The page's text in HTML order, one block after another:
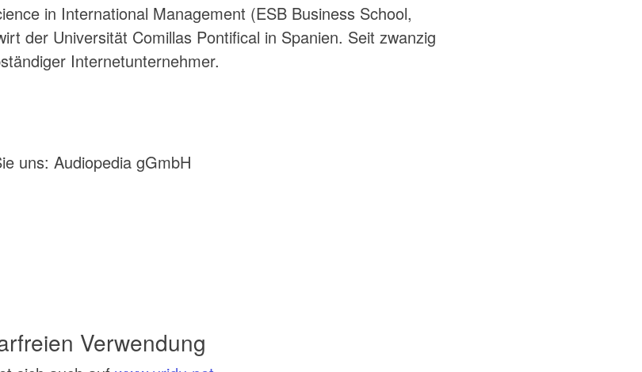
in International Management (ESB Business School,
der Universität Comillas Pontifical in Spanien. Seit zwanzig
Internetunternehmer.
uns: Audiopedia gGmbH
Verwendung